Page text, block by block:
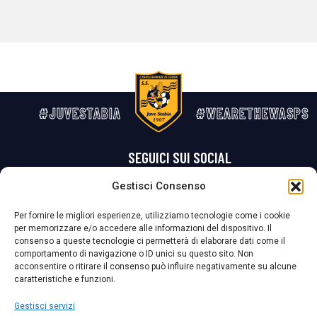
Gestisci Consenso
Per fornire le migliori esperienze, utilizziamo tecnologie come i cookie
per memorizzare e/o accedere alle informazioni del dispositivo. Il
consenso a queste tecnologie ci permetterà di elaborare dati come il
comportamento di navigazione o ID unici su questo sito. Non
acconsentire o ritirare il consenso può influire negativamente su alcune
caratteristiche e funzioni.
Gestisci servizi
#JUVESTABIA #WEARETHEWASPS
SEGUICI SUI SOCIAL
La Società ha nominato il Responsabile della Protezione dei Dati Personali (DPO), figura specializzata che vigila sulle modalità adottate dalla
nostra Società per tutelare i Suoi dati personali.